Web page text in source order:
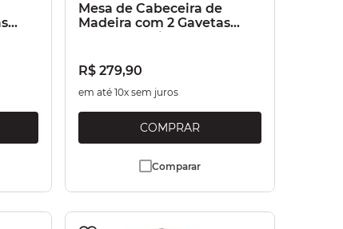
Mesa de Cabeceira de
Madeira com 2 Gavetas
R$ 279,90
em até10x sem juros
Comparar